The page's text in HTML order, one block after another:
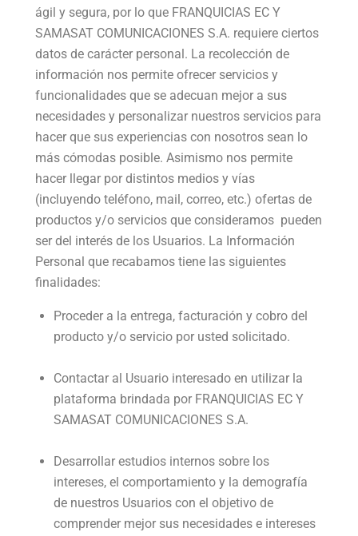
ágil y segura, por lo que FRANQUICIAS EC Y
SAMASAT COMUNICACIONES S.A. requiere ciertos
datos de carácter personal. La recolección de
información nos permite ofrecer servicios y
funcionalidades que se adecuan mejor a sus
necesidades y personalizar nuestros servicios para
hacer que sus experiencias con nosotros sean lo
más cómodas posible. Asimismo nos permite
hacer llegar por distintos medios y vías
(incluyendo teléfono, mail, correo, etc.) ofertas de
productos y/o servicios que consideramos pueden
ser del interés de los Usuarios. La Información
Personal que recabamos tiene las siguientes
finalidades:
Proceder a la entrega, facturación y cobro del
producto y/o servicio por usted solicitado.
Contactar al Usuario interesado en utilizar la
plataforma brindada por FRANQUICIAS EC Y
SAMASAT COMUNICACIONES S.A.
Desarrollar estudios internos sobre los
intereses, el comportamiento y la demografía
de nuestros Usuarios con el objetivo de
comprender mejor sus necesidades e intereses